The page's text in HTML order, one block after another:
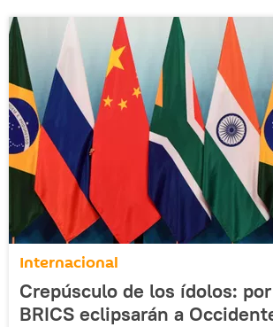
Internacional
Crepúsculo de los ídolos:
BRICS eclipsarán a